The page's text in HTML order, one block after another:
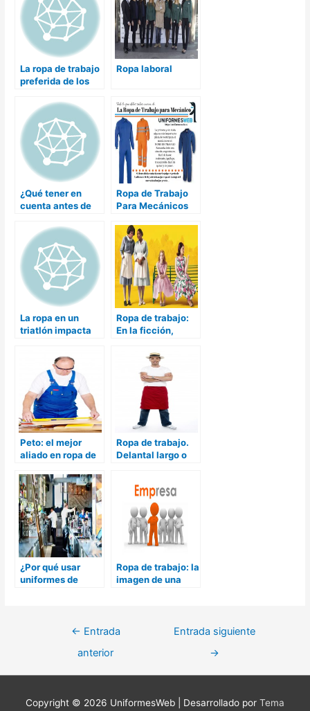
La ropa de trabajo
preferida de los
Ropa laboral
¿Qué tener en
cuenta antes de
trabajo?
Ropa de Trabajo
Para Mecánicos
La ropa en un
triatlón impacta
Ropa de trabajo:
En la ficción,
realidad
Peto: el mejor
aliado en ropa de
Ropa de trabajo.
Delantal largo o
¿Por qué usar
uniformes de
Ropa de trabajo: la
imagen de una
Navegación
← Entrada
anterior
Entrada siguiente
→
Copyright © 2026 UniformesWeb | Desarrollado por Tema